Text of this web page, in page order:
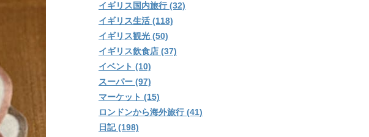
イギリス国内旅行 (32)
イギリス生活 (118)
イギリス観光 (50)
イギリス飲食店 (37)
イベント (10)
スーパー (97)
マーケット (15)
ロンドンから海外旅行 (41)
日記 (198)